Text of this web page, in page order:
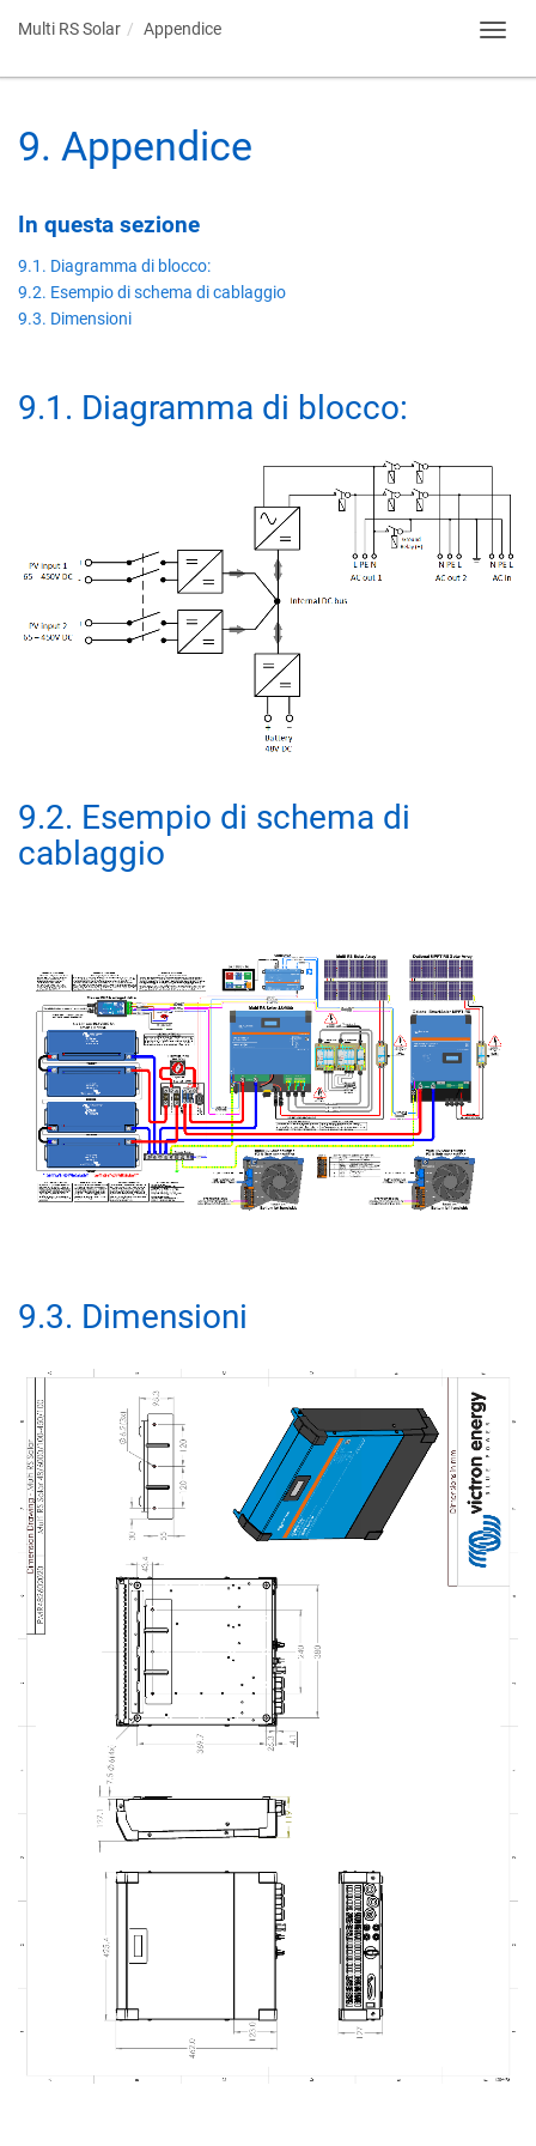
Multi RS Solar Appendice
9. Appendice
In questa sezione
9.1. Diagramma di blocco:
9.2. Esempio di schema di cablaggio
9.3. Dimensioni
9.1 . Diagramma di blocco:
9.2. Esempio di schema di
cablaggio
9.3. Dimensioni